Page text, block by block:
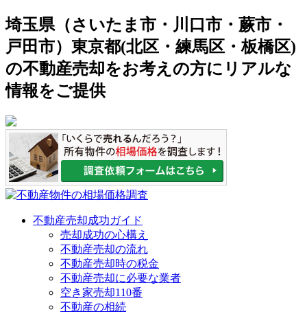
埼玉県（さいたま市・川口市・蕨市・
戸田市）東京都(北区・練馬区・板橋区)
の不動産売却をお考えの方にリアルな
情報をご提供
不動産売却成功ガイド
売却成功の心構え
不動産売却の流れ
不動産売却時の税金
不動産売却に必要な業者
空き家売却110番
不動産の相続